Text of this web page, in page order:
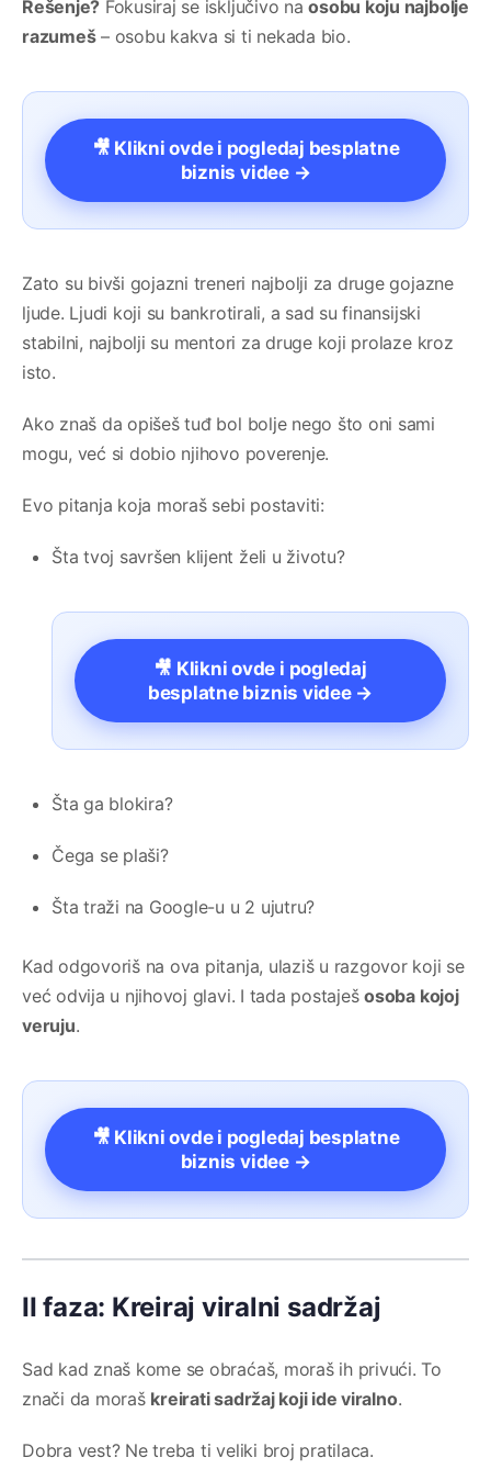
Rešenje? Fokusiraj se isključivo naosobu koju najbolje
razumeš– osobu kakva si ti nekada bio.
🎥 Klikni ovde i pogledaj besplatne
biznis videe →
Zato su bivši gojazni treneri najbolji za druge gojazne
ljude. Ljudi koji su bankrotirali, a sad su finansijski
stabilni, najbolji su mentori za druge koji prolaze kroz
isto.
Ako znaš da opišeš tuđ bol bolje nego što oni sami
mogu, već si dobio njihovo poverenje.
Evo pitanja koja moraš sebi postaviti:
Šta tvoj savršen klijent želi u životu?
🎥 Klikni ovde i pogledaj
besplatne biznis videe →
Šta ga blokira?
Čega se plaši?
Šta traži na Google-u u 2 ujutru?
Kad odgovoriš na ova pitanja, ulaziš u razgovor koji se
već odvija u njihovoj glavi. I tada postaješosoba kojoj
veruju.
🎥 Klikni ovde i pogledaj besplatne
biznis videe →
II faza: Kreiraj viralni sadržaj
Sad kad znaš kome se obraćaš, moraš ih privući. To
znači da moraš kreirati sadržaj koji ide viralno.
Dobra vest? Ne treba ti veliki broj pratilaca.